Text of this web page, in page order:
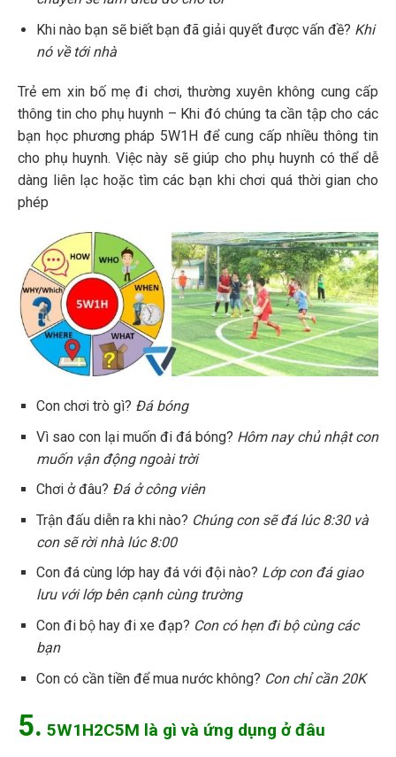
Khi nào bạn sẽ biết bạn đã giải quyết được vấn đề? Khi
nó về tới nhà
Trẻ em xin bố mẹ đi chơi, thường xuyên không cung cấp
thông tin cho phụ huynh – Khi đó chúng ta cần tập cho các
bạn học phương pháp 5W1H để cung cấp nhiều thông tin
cho phụ huynh. Việc này sẽ giúp cho phụ huynh có thể dễ
dàng liên lạc hoặc tìm các bạn khi chơi quá thời gian cho
phép
Con chơi trò gì? Đá bóng
Vì sao con lại muốn đi đá bóng? Hôm nay chủ nhật con
muốn vận động ngoài trời
Chơi ở đâu? Đá ở công viên
Trận đấu diễn ra khi nào? Chúng con sẽ đá lúc 8:30 và
con sẽ rời nhà lúc 8:00
Con đá cùng lớp hay đá với đội nào? Lớp con đá giao
lưu với lớp bên cạnh cùng trường
Con đi bộ hay đi xe đạp? Con có hẹn đi bộ cùng các
bạn
Con có cần tiền để mua nước không? Con chỉ cần 20K
5. 5W1H2C5M là gì và ứng dụng ở đâu